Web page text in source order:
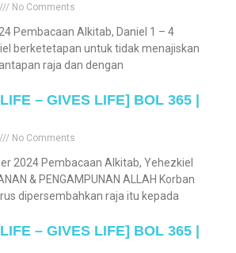
No Comments
Pembacaan Alkitab, Daniel 1 – 4
berketetapan untuk tidak menajiskan
raja dan dengan
– GIVES LIFE] BOL 365 |
No Comments
2024 Pembacaan Alkitab, Yehezkiel
& PENGAMPUNAN ALLAH Korban
dipersembahkan raja itu kepada
– GIVES LIFE] BOL 365 |